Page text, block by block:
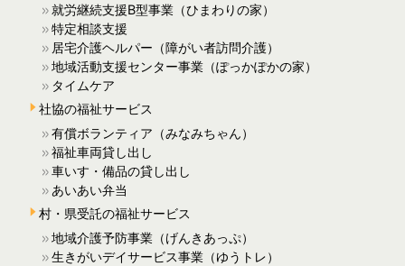
就労継続支援B型事業（ひまわりの家）
特定相談支援
居宅介護ヘルパー（障がい者訪問介護）
地域活動支援センター事業（ぽっかぽかの家）
タイムケア
社協の福祉サービス
有償ボランティア（みなみちゃん）
福祉車両貸し出し
車いす・備品の貸し出し
あいあい弁当
村・県受託の福祉サービス
地域介護予防事業（げんきあっぷ）
生きがいデイサービス事業（ゆうトレ）